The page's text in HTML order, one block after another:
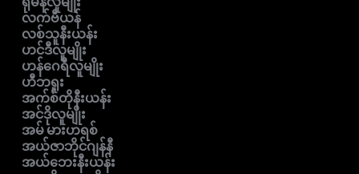
လက်ဗီယန်
လစ်သူနီးယန်း
ဟင်ဒီလူမျိုး
ဟန်ဂေရီလူမျိုး
ဟီဘရူး
အက်စ်တိုနီးယန်း
အင်ဒိုလူမျိုး
အမ် မားဟရစ်
အယ်ဇာဘိုင်ဂျန်နီ
အယ်ဘေးနီးယန်း